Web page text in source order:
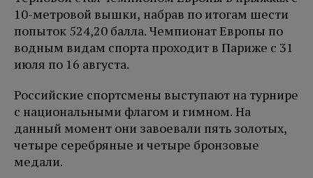
10-метровой вышки, набрав по итогам шести
попыток 524,20 балла. Чемпионат Европы по
водным видам спорта проходит в Париже с 31
июля по 16 августа.
Российские спортсмены выступают на турнире
с национальными флагом и гимном. На
данный момент они завоевали пять золотых,
четыре серебряные и четыре бронзовые
медали.